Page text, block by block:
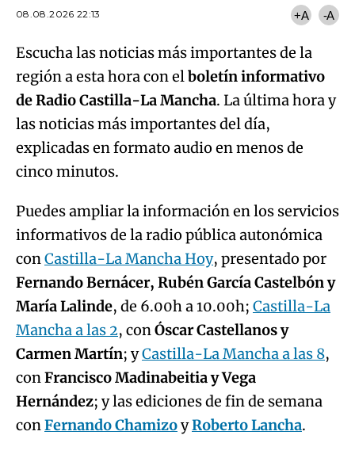
08.08.2026 22:13
+A -A
Escucha las noticias más importantes de la
región a esta hora con elboletín informativo
de Radio Castilla-La Mancha. La última hora y
las noticias más importantes del día,
explicadas en formato audio en menos de
cinco minutos.
Puedes ampliar la información en los servicios
informativos de la radio pública autonómica
conCastilla-La Mancha Hoy, presentado por
Fernando Bernácer, Rubén García Castelbón y
María Lalinde, de 6.00h a 10.00h; Castilla-La
Mancha a las 2, conÓscar Castellanos y
Carmen Martín; yCastilla-La Mancha a las 8,
conFrancisco Madinabeitia y Vega
Hernández; y las ediciones de fin de semana
conFernando ChamizoyRoberto Lancha.